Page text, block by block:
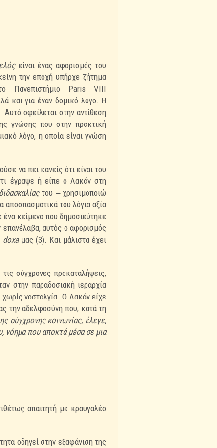
είναι ένας αφορισμός του
την εποχή υπήρχε ζήτημα
Πανεπιστήμιο Paris VIII
και γιαέναν δομικό λόγο. Η
οφείλεται στην αντίθεση
γνώσης που στην πρακτική
λόγο, η οποία είναι γνώση
να πει κανείς ότι είναι του
έγραψε ή είπε ο Λακάν στη
διδασκαλίαςτου ‒χρησιμοποιώ
αποσπασματικά του λόγια αξία
κείμενο που δημοσιεύτηκε
επανέλαβα, αυτός ο αφορισμός
doxaμας (3). Και μάλιστα έχει
σύγχρονες προκαταλήψεις,
στην παραδοσιακή ιεραρχία
νοσταλγία. Ο Λακάν είχε
την αδελφοσύνη που, κατά τη
σύγχρονης κοινωνίας, έλεγε,
νόημα που αποκτά μέσα σε μια
απαιτητή με κραυγαλέο
οδηγεί στην εξαφάνιση της